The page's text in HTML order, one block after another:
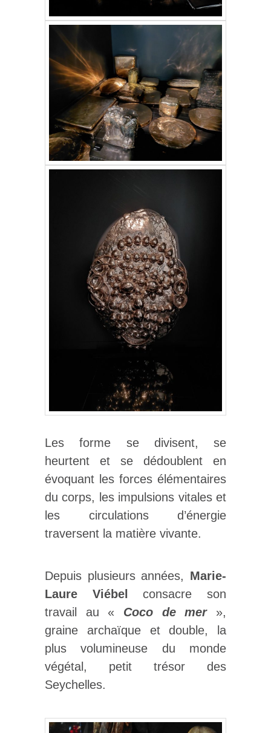
Les forme se divisent, se
heurtent et se dédoublent en
évoquant les forces élémentaires
du corps, les impulsions vitales et
les circulations d’énergie
traversent la matière vivante.
Depuis plusieurs années, Marie-
Laure Viébelconsacre son
travail au « Coco de mer»,
graine archaïque et double, la
plus volumineuse du monde
végétal, petit trésor des
Seychelles.